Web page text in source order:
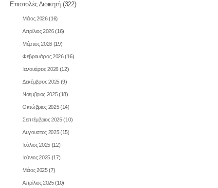
Επιστολές Διοικητή (322)
Μάιος 2026(16)
Απρίλιος 2026(16)
Μάρτιος 2026 (19)
Φεβρουάριος 2026(16)
Ιανουάριος 2026 (12)
Δεκέμβριος 2025 (9)
Νοέμβριος 2025(18)
Οκτώβριος 2025(14)
Σεπτέμβριος 2025(10)
Αυγουστος 2025(15)
Ιούλιος 2025 (12)
Ιούνιος 2025 (17)
Μάιος 2025(7)
Απρίλιος 2025(10)